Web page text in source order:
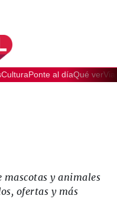
CulturaPonte al díaQué ver
y animales
ofertas y más